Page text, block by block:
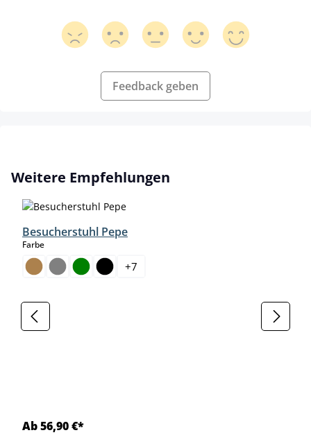
Feedback geben
Produktgalerie überspringen
Weitere Empfehlungen
Besucherstuhl Pepe
Farbeauswählen
+7
Ab 56,90 €*